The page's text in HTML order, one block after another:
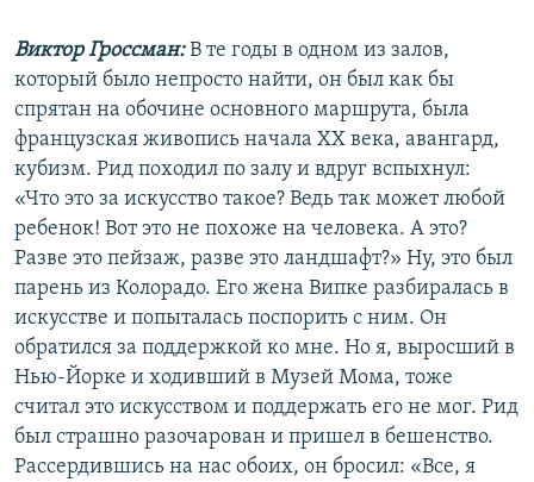
Виктор Гроссман:В те годы в одном из залов,
который было непросто найти, он был как бы
спрятан на обочине основного маршрута, была
французская живопись начала XX века, авангард,
кубизм. Рид походил по залу и вдруг вспыхнул:
«Что это за искусство такое? Ведь так может любой
ребенок! Вот это не похоже на человека. А это?
Разве это пейзаж, разве это ландшафт?» Ну, это был
парень из Колорадо. Его жена Випке разбиралась в
искусстве и попыталась поспорить с ним. Он
обратился за поддержкой ко мне. Но я, выросший в
Нью-Йорке и ходивший в Музей Мома, тоже
считал это искусством и поддержать его не мог. Рид
был страшно разочарован и пришел в бешенство.
Рассердившись на нас обоих, он бросил: «Все, я